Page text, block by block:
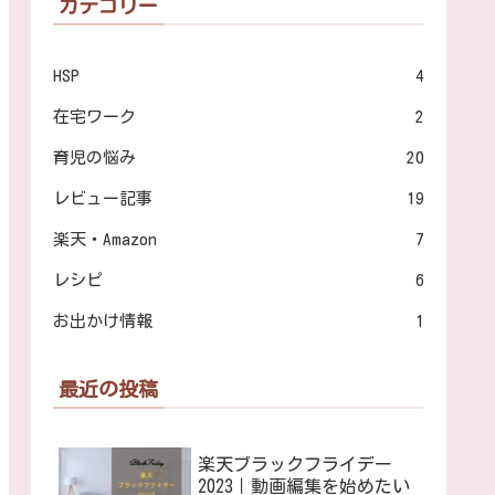
カテゴリー
HSP 4
在宅ワーク 2
育児の悩み 20
レビュー記事 19
楽天・Amazon 7
レシピ 6
お出かけ情報 1
最近の投稿
楽天ブラックフライデー
2023｜動画編集を始めたい